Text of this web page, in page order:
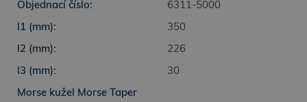
6311-5000
350
226
30